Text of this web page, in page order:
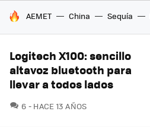
HOY SE HABLA DE
AEMET China Sequía
Logitech X100: sencillo
altavoz bluetooth para
llevar a todos lados
6 COMENTARIOS
HACE 13 AÑOS